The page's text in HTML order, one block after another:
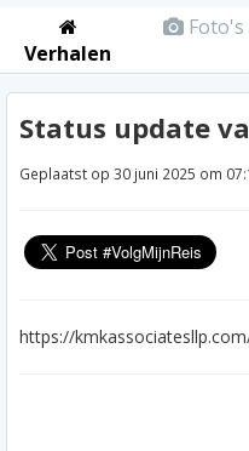
Verhalen
Foto's
Status update
Geplaatst op 30 juni 2025 om
https://